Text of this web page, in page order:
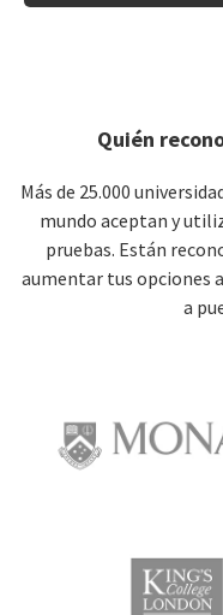
Quién
Más de 25.000
mundo aceptan y
pruebas. Están
aumentar tus opciones
a